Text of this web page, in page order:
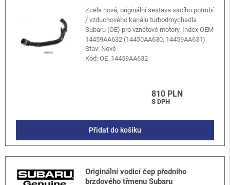
Zcela nová, originální sestava sacího potrubí
/ vzduchového kanálu turbodmychadla
Subaru (OE) pro vznětové motory. Index OEM
14459AA632 (14450AA630, 14459AA631).
Stav: Nové
Kód:OE_14459AA632
810 PLN
S DPH
Přidat do košíku
Originální vodicí čep předního
brzdového třmenu Subaru